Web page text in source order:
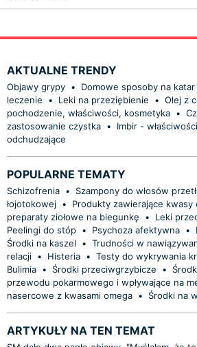
AKTUALNE TRENDY
Objawy grypy • Domowe sposoby na katar
leczenie
• Leki na przeziębienie • Olej z
pochodzenie, właściwości, kosmetyka •
zastosowanie czystka •
Imbir -
odchudzające
POPULARNE TEMATY
Schizofrenia •
Szampony do włosów
łojotokowej • Produkty zawierające kwasy
preparaty ziołowe na biegunkę
• Leki
Peelingi do stóp • Psychoza afektywna •
Środki na kaszel
• Trudności w
relacji • Histeria • Testy do wykrywania
Bulimia • Środki przeciwgrzybicze •
przewodu pokarmowego i wpływające na
nasercowe z kwasami omega • Środki na
ARTYKUŁY NA TEN TEMAT